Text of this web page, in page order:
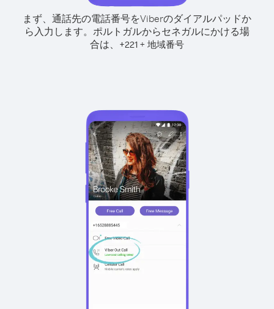
まず、通話先の電話番号をViberのダイアルパッドか
ら入力します。 ポルトガルからセネガルにかける場
合は、 +221 + 地域番号